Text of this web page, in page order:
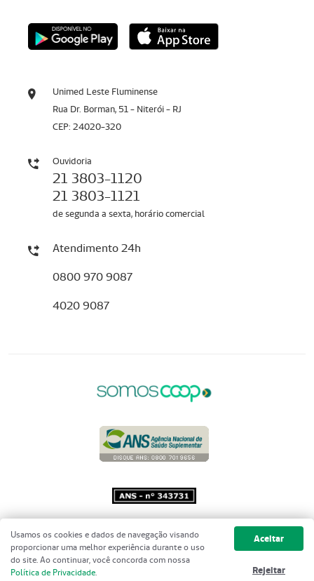
Unimed Leste Fluminense
Rua Dr. Borman, 51 - Niterói - RJ
CEP: 24020-320
Ouvidoria
21 3803-1120
21 3803-1121
de segunda a sexta, horário comercial
Atendimento 24h
0800 970 9087
4020 9087
Copyright 2001 - 2026 Unimed do
Brasil - Todos os direitos reservados
Usamos os cookies e dados de navegação visando
proporcionar uma melhor experiência durante o uso
do site. Ao continuar, você concorda com nossa
Política de Privacidade.
Aceitar
Rejeitar